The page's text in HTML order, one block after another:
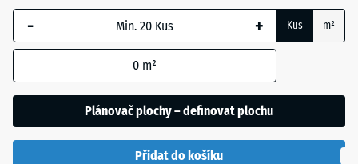
- 97,00 Kč
rozměr s
modrým
ohraničením
pro výpočet
(pokud není
v údajích o
- + Kus m²
0 m²
Plánovač plochy – definovat plochu
Přidat do košíku